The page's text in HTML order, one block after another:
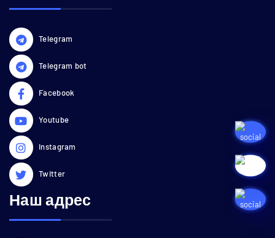
Telegram
Telegram bot
Facebook
Youtube
Instagram
Twitter
Наш адрес